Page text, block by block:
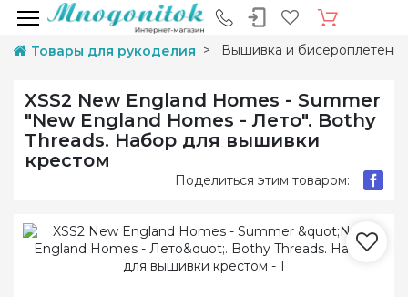
Товары для рукоделия Вышивка и
XSS2 New England Homes - Summer
"New England Homes - Лето". Bothy
Threads. Набор для вышивки
крестом
Поделиться этим товаром: